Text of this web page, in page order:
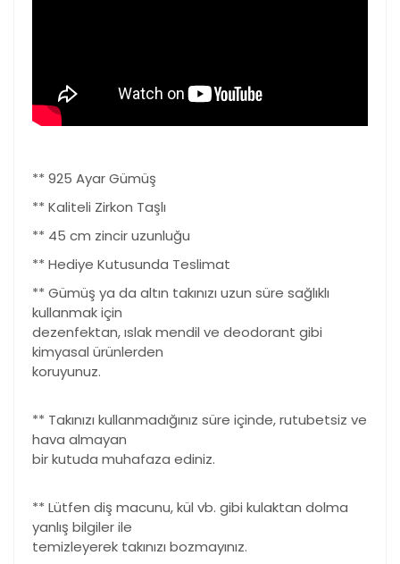
** 925 Ayar Gümüş
** Kaliteli Zirkon Taşlı
** 45 cm zincir uzunluğu
** Hediye Kutusunda Teslimat
** Gümüş ya da altın takınızı uzun süre sağlıklı
kullanmak için
dezenfektan, ıslak mendil ve deodorant gibi
kimyasal ürünlerden
koruyunuz.
** Takınızı kullanmadığınız süre içinde, rutubetsiz ve
hava almayan
bir kutuda muhafaza ediniz.
** Lütfen diş macunu, kül vb. gibi kulaktan dolma
yanlış bilgiler ile
temizleyerek takınızı bozmayınız.